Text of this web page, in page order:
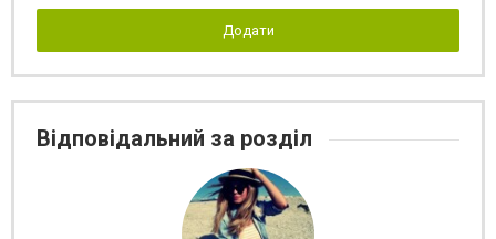
Додати
Відповідальний за розділ